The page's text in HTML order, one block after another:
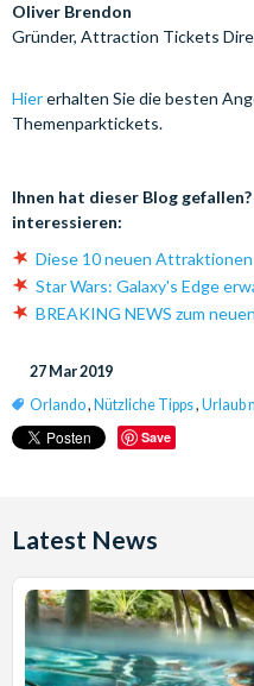
Oliver Brendon
Gründer, Attraction Tickets
Hiererhalten Sie die besten
Themenparktickets.
Ihnen hat dieser Blog
interessieren:
Diese 10 neuen
Star Wars: Galaxy's Edge
BREAKING NEWS zum
27 Mar 2019
Orlando, Nützliche Tipps, Urlaub
Save
Latest News